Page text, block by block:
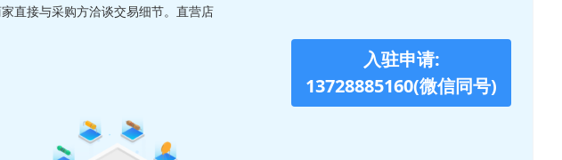
直接与采购方洽谈交易细节。直营店
入驻申请:
13728885160(微信同号)